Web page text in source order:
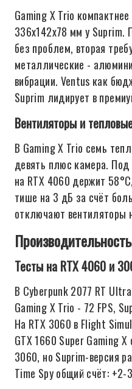
Gaming X Trio
336x142x78 мм у Suprim.
без проблем, вторая
металлические -
вибрации. Ventus как
Suprim лидирует в
Вентиляторы и
В Gaming X Trio семь
девять плюс камера. Под
на RTX 4060 держит
тише на 3 дБ за счёт
отключают вентиляторы
Тесты на RTX 4060 и
В Cyberpunk 2077 RT
Gaming X Trio - 72 FPS,
На RTX 3060 в Flight
GTX 1660 Super Gaming
3060, но Suprim-версия
Time Spy общий счёт: